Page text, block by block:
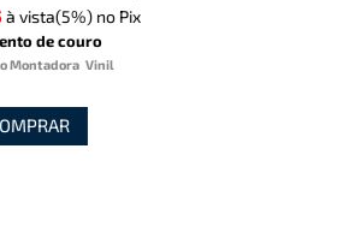
R$ 2.183,98à vista
Revestimento de couro
Couro Padrão Montadora